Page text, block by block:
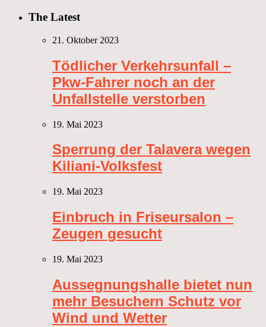
The Latest
21. Oktober 2023
Tödlicher Verkehrsunfall –
Pkw-Fahrer noch an der
Unfallstelle verstorben
19. Mai 2023
Sperrung der Talavera wegen
Kiliani-Volksfest
19. Mai 2023
Einbruch in Friseursalon –
Zeugen gesucht
19. Mai 2023
Aussegnungshalle bietet nun
mehr Besuchern Schutz vor
Wind und Wetter